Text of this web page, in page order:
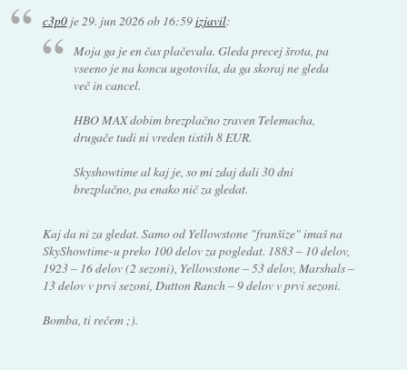
c3p0je29. jun 2026 ob 16:59izjavil:
Moja ga je en čas plačevala. Gleda precejšrota , pa
vseeno je na koncu ugotovila, da ga skoraj ne gleda
več in cancel.
HBO MAX dobim brezplačno zraven Telemacha,
drugače tudi ni vreden tistih 8 EUR.
Skyshowtime al kaj je, so mi zdaj dali 30 dni
brezplačno, pa enako nič za gledat.
Kaj da ni za gledat. Samo od Yellowstone "franšize" imaš na
SkyShowtime-u preko 100 delov za pogledat. 1883 – 10 delov,
1923 – 16 delov (2 sezoni), Yellowstone – 53 delov, Marshals –
13 delov v prvi sezoni, Dutton Ranch – 9 delov v prvi sezoni.
Bomba, ti rečem ;).